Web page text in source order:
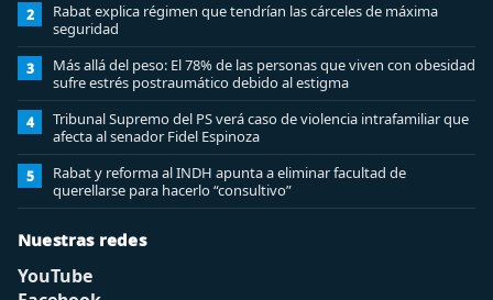
2
Rabat explica régimen que tendrían las cárceles de máxima
seguridad
3
Más allá del peso: El 78% de las personas que viven con obesidad
sufre estrés postraumático debido al estigma
4
Tribunal Supremo del PS verá caso de violencia intrafamiliar que
afecta al senador Fidel Espinoza
5
Rabat y reforma al INDH apunta a eliminar facultad de
querellarse para hacerlo “consultivo”
Nuestras redes
YouTube